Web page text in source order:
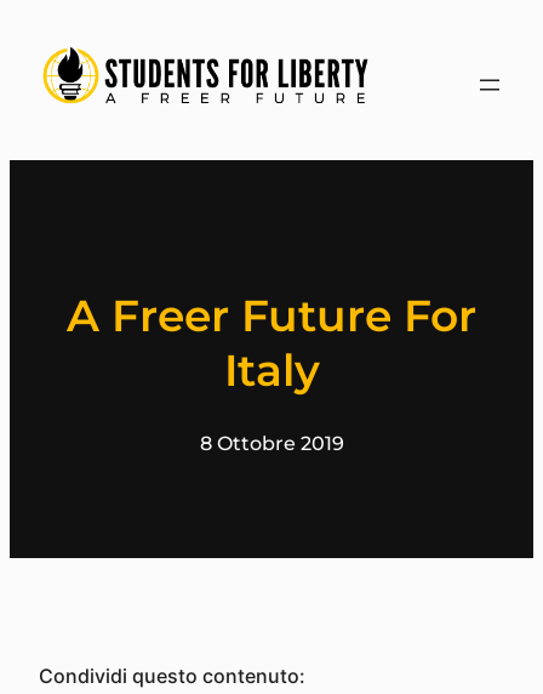
contenuto
A Freer Future For
Italy
8 Ottobre 2019
Condividi questo contenuto: